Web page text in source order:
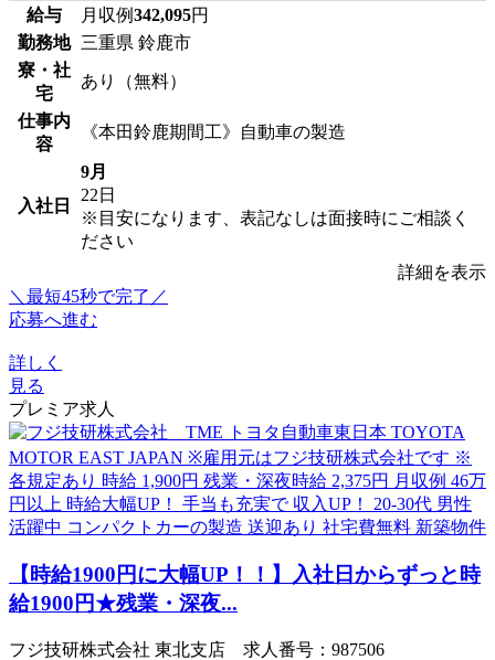
給与 月収例342,095円
勤務地 三重県 鈴鹿市
寮・社
宅
あり（無料）
仕事内
容
《本田鈴鹿期間工》自動車の製造
入社日
9月
22日
※目安になります、表記なしは面接時にご相談く
ださい
詳細を表示
＼最短45秒で完了／
応募へ進む
詳しく
見る
プレミア求人
【時給1900円に大幅UP！！】入社日からずっと時
給1900円★残業・深夜...
フジ技研株式会社 東北支店 求人番号：987506